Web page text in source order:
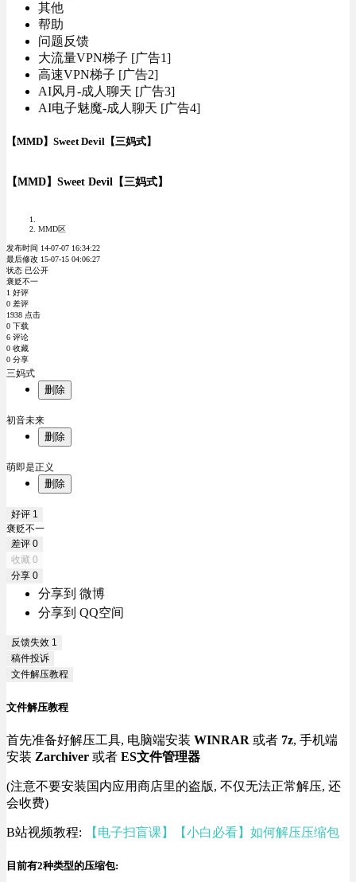
其他
帮助
问题反馈
大流量VPN梯子 [广告1]
高速VPN梯子 [广告2]
AI风月-成人聊天 [广告3]
AI电子魅魔-成人聊天 [广告4]
【MMD】Sweet Devil【三妈式】
【MMD】Sweet Devil【三妈式】
MMD区
发布时间 14-07-07 16:34:22
最后修改 15-07-15 04:06:27
状态 已公开
褒贬不一
1 好评
0 差评
1938 点击
0 下载
6 评论
0 收藏
0 分享
三妈式
删除
初音未来
删除
萌即是正义
删除
好评 1
褒贬不一
差评 0
收藏 0
分享 0
分享到 微博
分享到 QQ空间
反馈失效 1
稿件投诉
文件解压教程
文件解压教程
首先准备好解压工具, 电脑端安装 WINRAR 或者 7z, 手机端
安装 Zarchiver 或者 ES文件管理器
(注意不要安装国内应用商店里的盗版, 不仅无法正常解压, 还
会收费)
B站视频教程: 【电子扫盲课】【小白必看】如何解压压缩包
目前有2种类型的压缩包: